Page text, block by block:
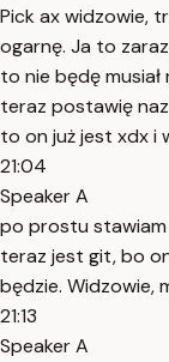
Pick ax widzowie,
ogarnę. Ja to
to nie będę
teraz postawię
to on już jest xdx i
21:04
Speaker A
po prostu stawiam
teraz jest git, bo
będzie. Widzowie,
21:13
Speaker A